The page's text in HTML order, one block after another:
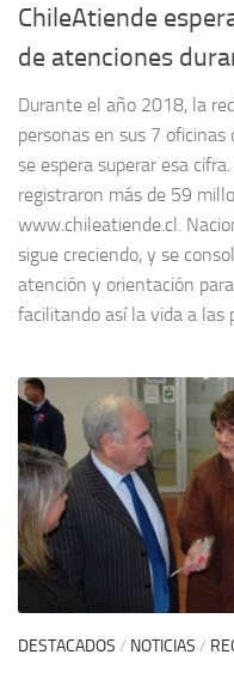
ChileAtiende
de atenciones
Durante el año 2018, la
personas en sus 7
se espera superar esa
registraron más de 59
www.chileatiende.cl.
sigue creciendo, y se
atención y orientación
facilitando así la vida a las
DESTACADOS / NOTICIAS /